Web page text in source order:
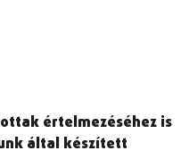
értelmezéséhez is
által készített